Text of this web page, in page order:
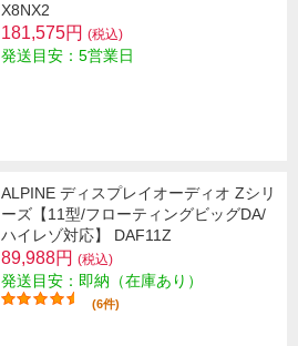
X8NX2
181,575円 (税込)
発送目安：5営業日
ALPINE ディスプレイオーディオ Zシリ
ーズ【11型/フローティングビッグDA/
ハイレゾ対応】 DAF11Z
89,988円 (税込)
発送目安：即納（在庫あり）
(6件)